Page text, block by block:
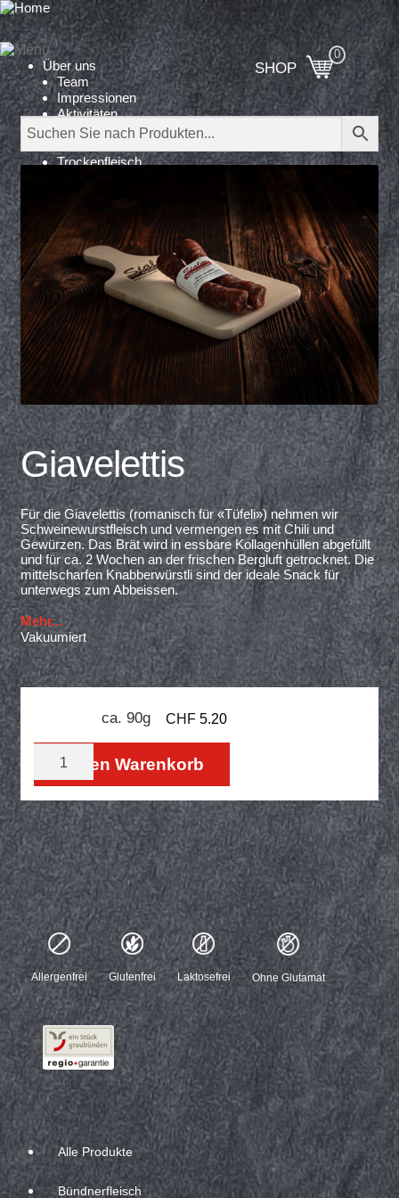
SHOP
Über uns
Team
Impressionen
Aktivitäten
Produktion
Trockenfleisch
Platten
Dienstleistungen
Kontakt
Shop
Giavelettis
Für die Giavelettis (romanisch für «Tüfeli») nehmen wir
Schweinewurstfleisch und vermengen es mit Chili und
Gewürzen. Das Brät wird in essbare Kollagenhüllen abgefüllt
und für ca. 2 Wochen an der frischen Bergluft getrocknet. Die
mittelscharfen Knabberwürstli sind der ideale Snack für
unterwegs zum Abbeissen.
Mehr...
Vakuumiert
CHF5.20
ca. 90g
MengeIn den Warenkorb
Allergenfrei Glutenfrei Laktosefrei Ohne Glutamat
Alle Produkte
Bündnerfleisch